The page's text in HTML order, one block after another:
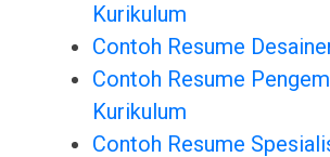
Kurikulum
Contoh Resume
Contoh Resume
Kurikulum
Contoh Resume